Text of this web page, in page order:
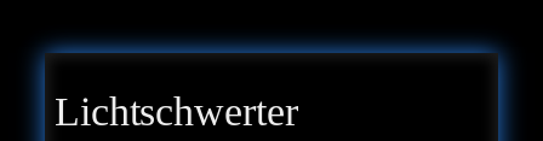
Lichtschwerter